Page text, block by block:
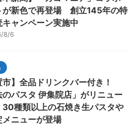
が新色で再登場 創立145年の特
キャンペーン実施中
8/6
市】全品ドリンクバー付き！
のパスタ 伊集院店」がリニュー
種類以上の石焼き生パスタや
メニューが登場